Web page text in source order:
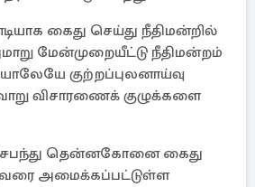
கைது செய்து நீதிமன்றில்
மேன்முறையீட்டு நீதிமன்றம்
குற்றப்புலனாய்வு
விசாரணைக் குழுக்களை
தென்னகோனை கைது
அமைக்கப்பட்டுள்ள